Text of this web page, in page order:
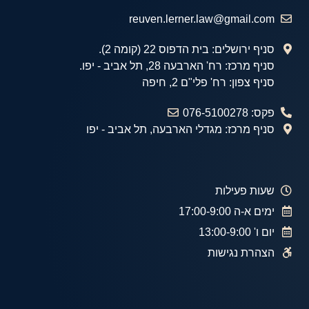
reuven.lerner.law@gmail.com
סניף ירושלים: בית הדפוס 22 (קומה 2).
סניף מרכז: רח' הארבעה 28, תל אביב - יפו.
סניף צפון: רח' פלי"ם 2, חיפה
פקס: 076-5100278
סניף מרכז: מגדלי הארבעה, תל אביב - יפו
שעות פעילות
ימים א-ה 17:00-9:00
יום ו' 13:00-9:00
הצהרת נגישות